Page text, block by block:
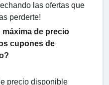
las ofertas que
perderte!
de precio
cupones de
precio disponible